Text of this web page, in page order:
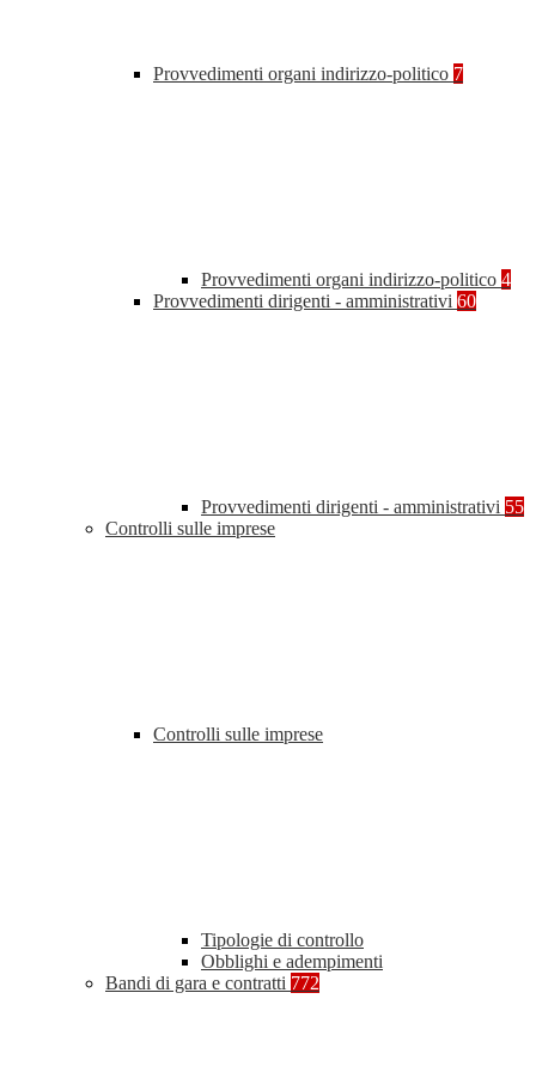
Provvedimenti organi indirizzo-politico 7
Provvedimenti organi indirizzo-politico 4
Provvedimenti dirigenti - amministrativi 60
Provvedimenti dirigenti - amministrativi 55
Controlli sulle imprese
Controlli sulle imprese
Tipologie di controllo
Obblighi e adempimenti
Bandi di gara e contratti 772